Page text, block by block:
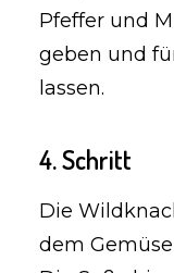
Pfeffer und
geben und
lassen.
4. Schritt
Die
dem